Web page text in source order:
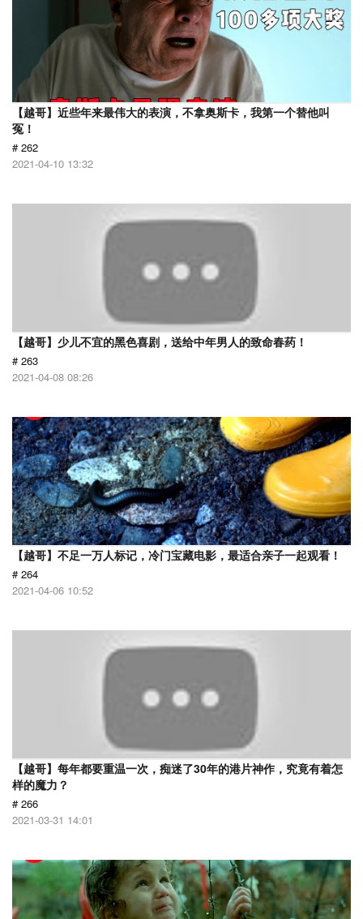
【越哥】近些年来最伟大的表演，不拿奥斯卡，我第一个替他叫
冤！
# 262
2021-04-10 13:32
【越哥】少儿不宜的黑色喜剧，送给中年男人的致命春药！
# 263
2021-04-08 08:26
【越哥】不足一万人标记，冷门宝藏电影，最适合亲子一起观看！
# 264
2021-04-06 10:52
【越哥】每年都要重温一次，痴迷了30年的港片神作，究竟有着怎
样的魔力？
# 266
2021-03-31 14:01